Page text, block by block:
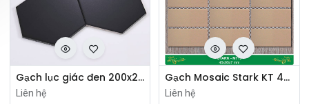
Gạch lục giác đen 200x230x115 (MHB23200)
Liên hệ
Gạch Mosaic Stark KT 45x95mm M719
Liên hệ